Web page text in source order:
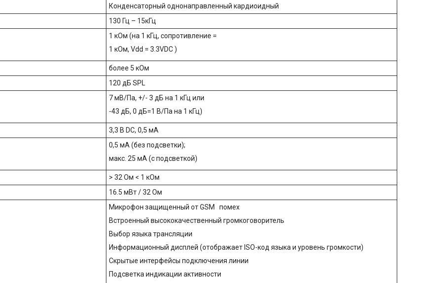
Конденсаторный однонаправленный кардиоидный
130 Гц – 15кГц
1 кОм (на 1 кГц, сопротивление =
1 кОм, Vdd = 3.3VDC )
более 5 кОм
120 дБ SPL
7 мВ/Па, +/- 3 дБ на 1 кГц или
-43 дБ, 0 дБ=1 В/Па на 1 кГц)
3,3 В DC, 0,5 мА
0,5 мА (без подсветки);
макс. 25 мА (с подсветкой)
> 32 Ом < 1 кОм
16.5 мВт / 32 Ом
Микрофон защищенный от GSM помех
Встроенный высококачественный громкоговоритель
Выбор языка трансляции
Информационный дисплей (отображает ISO-код языка и уровень громкости)
Скрытые интерфейсы подключения линии
Подсветка индикации активности